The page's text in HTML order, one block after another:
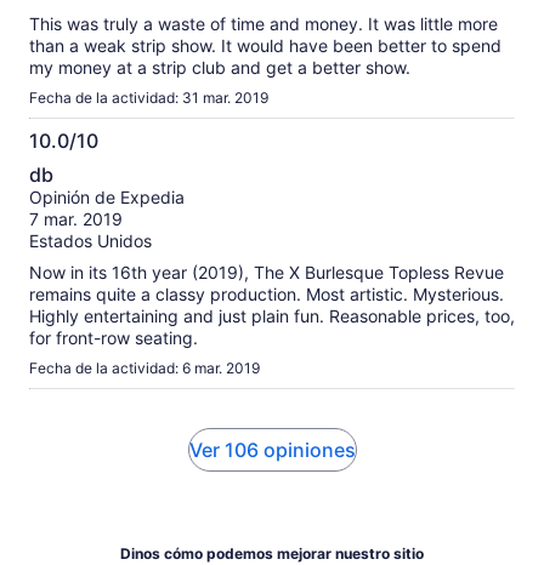
This was truly a waste of time and money. It was little more
than a weak strip show. It would have been better to spend
my money at a strip club and get a better show.
Fecha de la actividad: 31 mar. 2019
10.0/10
10.0
de
10
db
Opinión de Expedia
7 mar. 2019
Estados Unidos
Now in its 16th year (2019), The X Burlesque Topless Revue
remains quite a classy production. Most artistic. Mysterious.
Highly entertaining and just plain fun. Reasonable prices, too,
for front-row seating.
Fecha de la actividad: 6 mar. 2019
Ver 106 opiniones
Dinos cómo podemos mejorar nuestro sitio